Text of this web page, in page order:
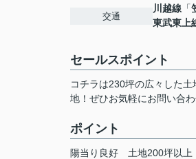
交通
川越線 「
東武東上
セールスポイント
コチラは230坪の広々した
地！ぜひお気軽にお問い合わ
ポイント
陽当り良好 土地200坪以上